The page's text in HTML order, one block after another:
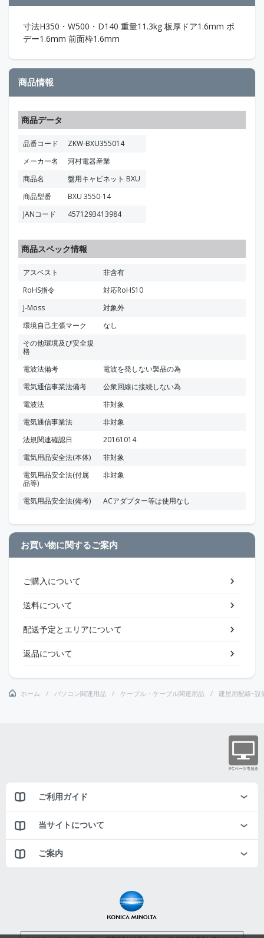
寸法H350・W500・D140 重量11.3kg 板厚ドア1.6mm ボ
デー1.6mm 前面枠1.6mm
商品情報
商品データ
品番コード
ZKW-BXU355014
メーカー名
河村電器産業
商品名
盤用キャビネット BXU
商品型番
BXU 3550-14
JANコード
4571293413984
商品スペック情報
アスベスト
非含有
RoHS指令
対応RoHS10
J-Moss
対象外
環境自己主張マーク
なし
その他環境及び安全規
格
電波法備考
電波を発しない製品の為
電気通信事業法備考
公衆回線に接続しない為
電波法
非対象
電気通信事業法
非対象
法規関連確認日
20161014
電気用品安全法(本体)
非対象
電気用品安全法(付属
品等)
非対象
電気用品安全法(備考) ACアダプター等は使用なし
お買い物に関するご案内
ご購入について
送料について
配送予定とエリアについて
返品について
ホーム パソコン関連用品 ケーブル・ケーブル関連用品 建屋用配線･設
ご利用ガイド
当サイトについて
ご案内